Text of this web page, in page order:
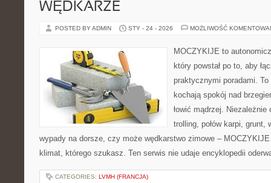
WĘDKARZE
POSTED BY ADMIN STY - 24 - 2026 MOŻLIWOŚĆ
MOCZYKIJE to
który powstał po to, aby
praktycznymi poradami.
kochają spokój nad
łowić mądrzej.
trolling, połów karpi, grunt,
wypady na dorsze, czy może wędkarstwo zimowe – MOCZYKIJE
klimat, którego szukasz. Ten serwis nie udaje encyklopedii
CATEGORIES: LVMH (FRANCJA)